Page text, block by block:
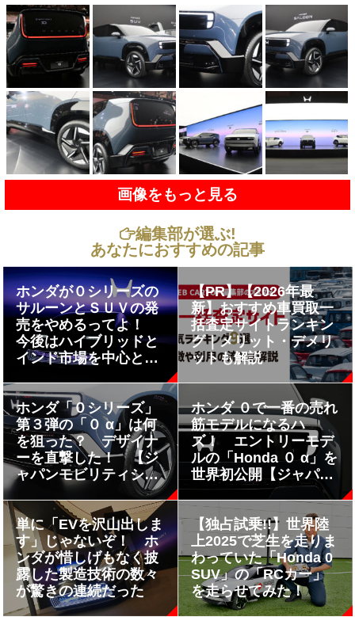
画像をもっと見る
編集部が選ぶ!
あなたにおすすめの記事
ホンダが０シリーズの
サルーンとＳＵＶの発
売をやめるってよ！
今後はハイブリッドと
インド市場を中心とす
【PR】【2026年最
新】おすすめ車買取一
括査定サイトランキン
グ｜メリット・デメリ
ットも解説
ホンダ「０シリーズ」
第３弾の「０ α」は何
を狙った？ デザイナ
ーを直撃した！ 【ジ
ャパンモビリティショ
ー2025】
ホンダ ０で一番の売れ
筋モデルになるハ
ズ！ エントリーモデ
ルの「Honda ０ α」を
世界初公開【ジャパン
モビリティショー
2025】
単に「EVを沢山出しま
す」じゃないぞ！ ホ
ンダが惜しげもなく披
露した製造技術の数々
が驚きの連続だった
【独占試乗!!】世界陸
上2025で芝生を走りま
わっていた「Honda 0
SUV」の「RCカー」
を走らせてみた！